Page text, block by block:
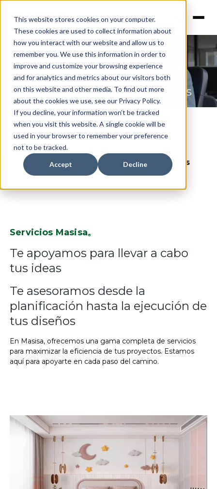
This website stores cookies on your computer.
These cookies are used to collect information about
how you interact with our website and allow us to
remember you. We use this information in order to
improve and customize your browsing experience
and for analytics and metrics about our visitors both
on this website and other media. To find out more
about the cookies we use, see our Privacy Policy.
If you decline, your information won’t be tracked
when you visit this website. A single cookie will be
used in your browser to remember your preference
not to be tracked.
Accept Decline
Servicios y asesoría
Servicios de Especificaciones
> Servicios> Servicios Especificaciones
Servicios Masisa®
Te apoyamos para llevar a cabo
tus ideas
Te asesoramos desde la
planificación hasta la ejecución de
tus diseños
En Masisa, ofrecemos una gama completa de servicios
para maximizar la eficiencia de tus proyectos. Estamos
aquí para apoyarte en cada paso del camino.